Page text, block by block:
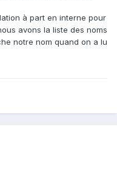
à part en interne pour
avons la liste des noms
notre nom quand on a lu